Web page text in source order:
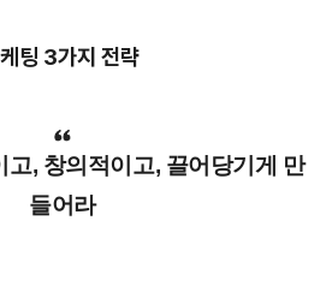
팅 3가지 전략
고, 창의적이고, 끌어당기게 만
들어라